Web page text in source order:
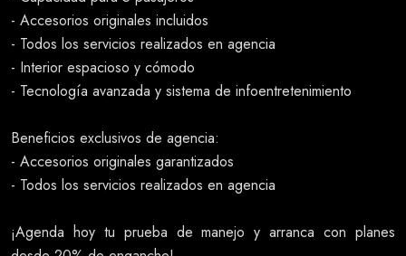
- Accesorios originales incluidos
- Todos los servicios realizados en agencia
- Interior espacioso y cómodo
- Tecnología avanzada y sistema de infoentretenimiento
Beneficios exclusivos de agencia:
- Accesorios originales garantizados
- Todos los servicios realizados en agencia
¡Agenda hoy tu prueba de manejo y arranca con planes